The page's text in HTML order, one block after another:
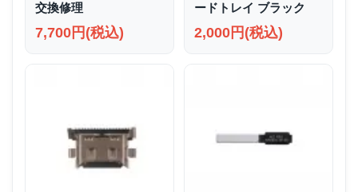
交換修理
7,700円(税込)
ードトレイ ブラック
2,000円(税込)